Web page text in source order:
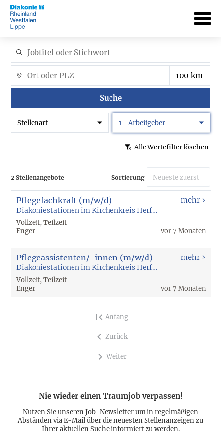
Suche
Stellenart 1 Arbeitgeber
Alle Wertefilter löschen
2 Stellenangebote Sortierung
Pflegefachkraft (m/w/d)
Diakoniestationen im Kirchenkreis Herford gGmbH
Vollzeit, Teilzeit
Enger
mehr
vor 7 Monaten
Pflegeassistenten/-innen (m/w/d)
Diakoniestationen im Kirchenkreis Herford gGmbH
Vollzeit, Teilzeit
Enger
mehr
vor 7 Monaten
Anfang
Zurück
Weiter
Nie wieder einen Traumjob verpassen!
Nutzen Sie unseren Job-Newsletter um in regelmäßigen
Abständen via E-Mail über die neuesten Stellenanzeigen zu
Ihrer aktuellen Suche informiert zu werden.